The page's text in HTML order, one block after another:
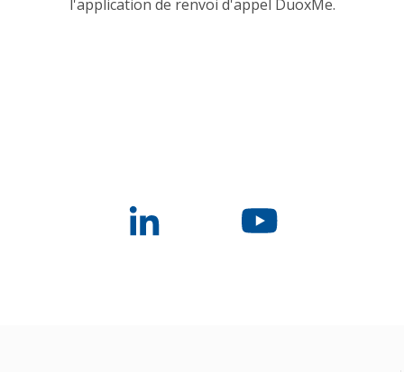
l'application de renvoi d'appel DuoxMe.